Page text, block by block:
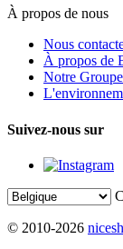
À propos de nous
Nous
À propos de
Notre Groupe
Suivez-nous sur
© 2010-2026